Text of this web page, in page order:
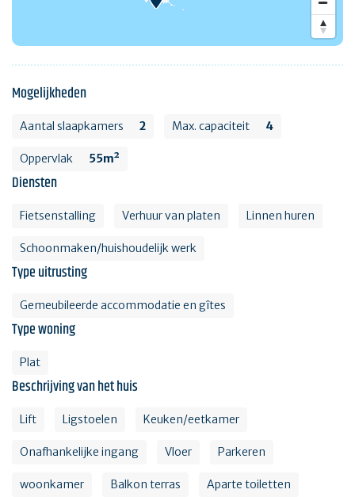
Mogelijkheden
Aantal slaapkamers 2 Max. capaciteit 4
Oppervlak 55m²
Diensten
Fietsenstalling Verhuur van platen Linnen huren
Schoonmaken/huishoudelijk werk
Type uitrusting
Gemeubileerde accommodatie en gîtes
Type woning
Plat
Beschrijving van het huis
Lift Ligstoelen Keuken/eetkamer
Onafhankelijke ingang Vloer Parkeren
woonkamer Balkon terras Aparte toiletten